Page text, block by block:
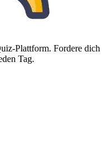
Plattform. Fordere dich
Tag.